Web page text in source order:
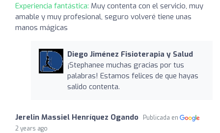
Experiencia fantástica: Muy contenta con el servicio, muy
amable y muy profesional, seguro volveré tiene unas
manos mágicas
Diego Jiménez Fisioterapia y Salud
¡Stephanee muchas gracias por tus
palabras! Estamos felices de que hayas
salido contenta.
Jerelin Massiel Henríquez Ogando
Publicada en
2 years ago